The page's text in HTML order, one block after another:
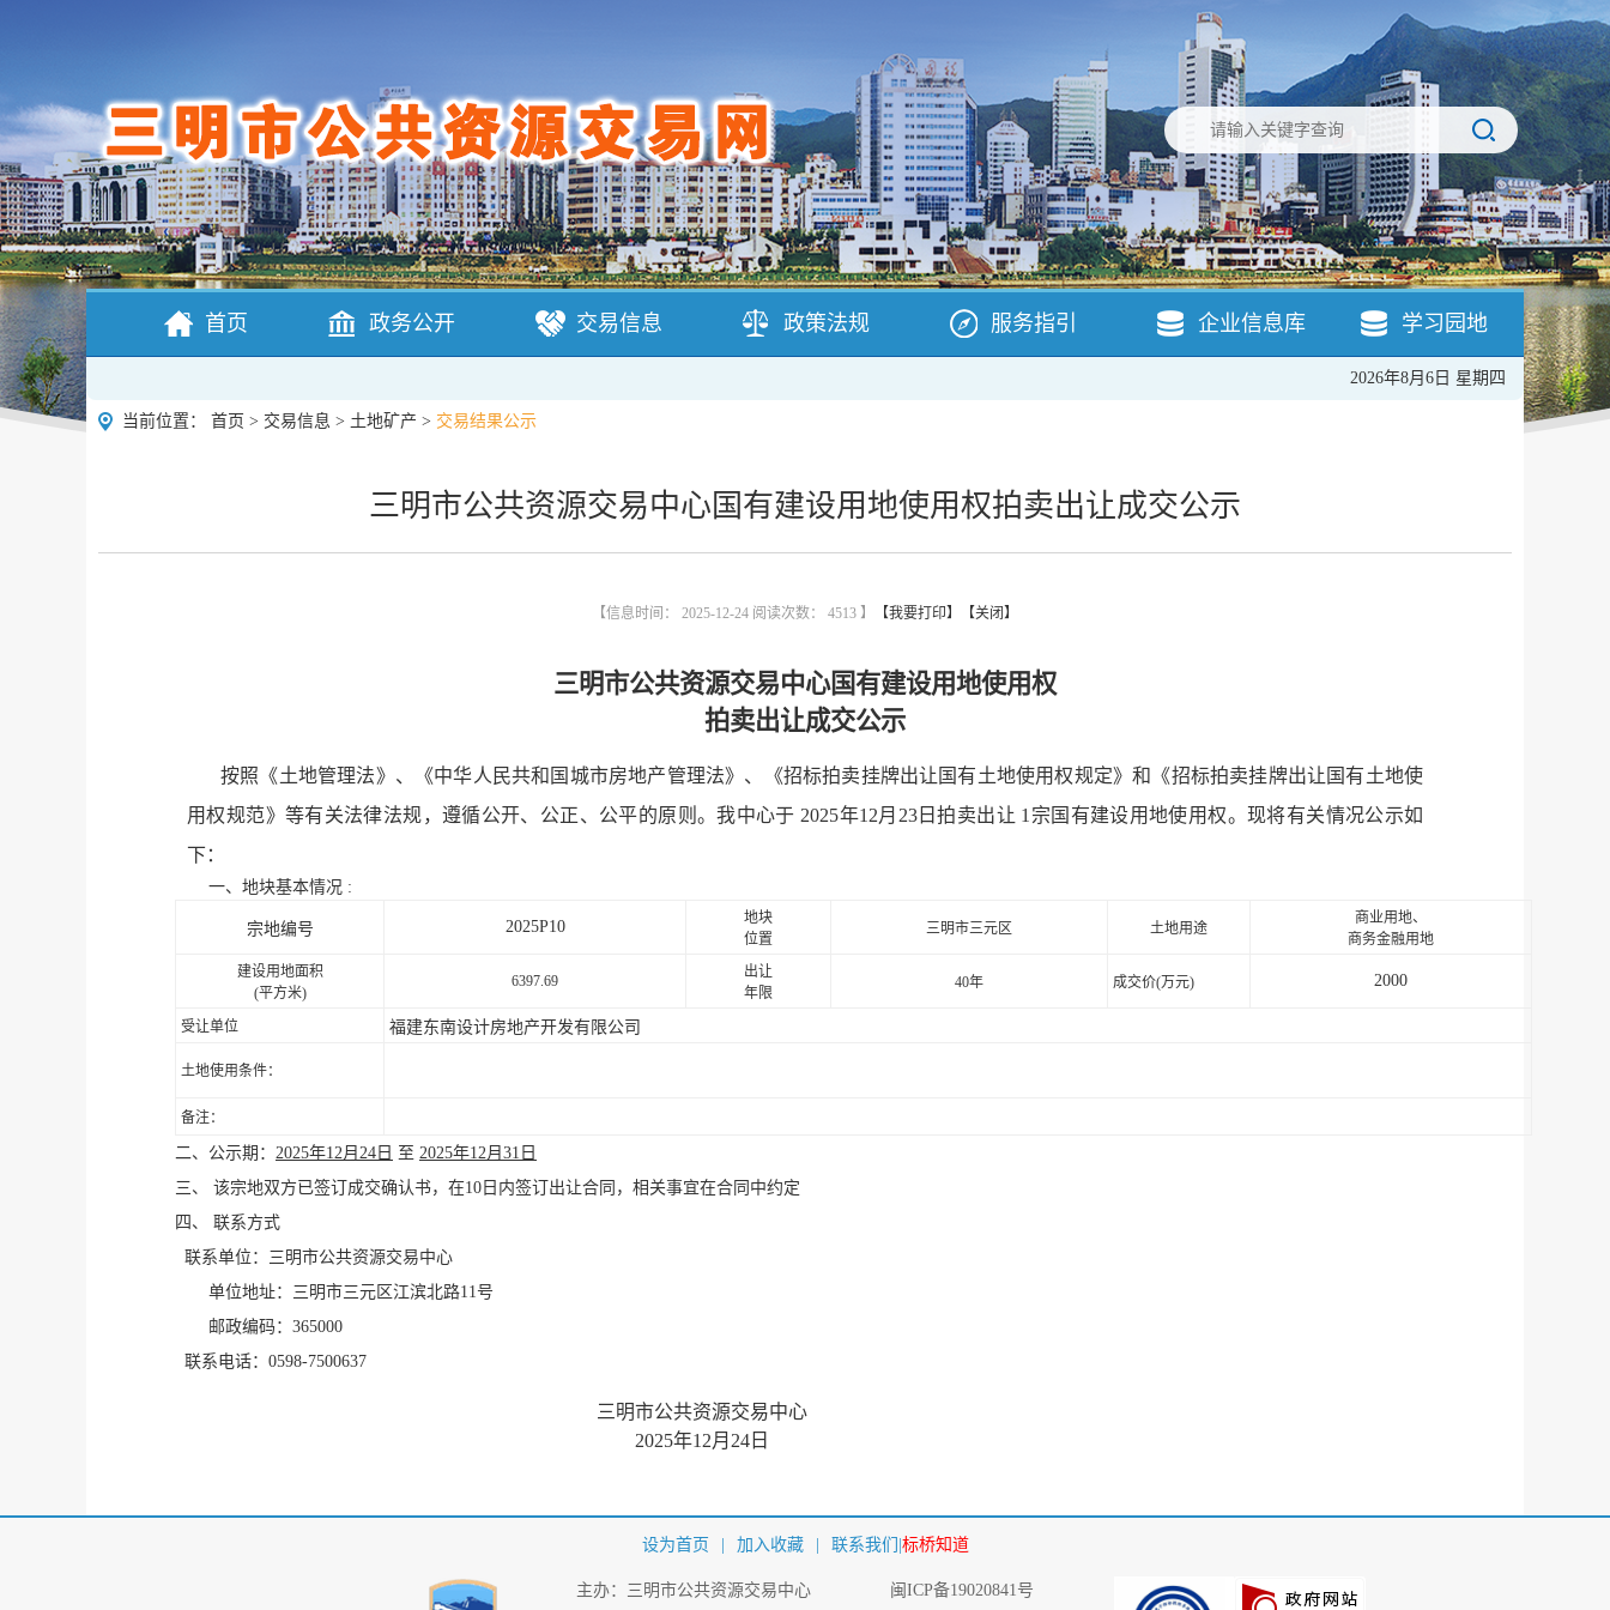
首页 政务公开 交易信息 政策法规 服务指引 企业信息库 学习园地
2026年8月6日 星期四
当前位置： 首页 > 交易信息 > 土地矿产 > 交易结果公示
三明市公共资源交易中心国有建设用地使用权拍卖出让成交公示
【信息时间： 2025-12-24 阅读次数： 4513 】 【我要打印】 【关闭】
三明市公共资源交易中心国有建设用地使用权
拍卖出让成交公示
按照《土地管理法》、《中华人民共和国 城市房地产管理法》、《招标拍卖挂牌出让国有土地使用权规定》和《招标拍卖挂牌出让国有土地使
用权规范》等有关法律法规，遵循公开、公正、公平的原则。我中心于 2025年12月 23日拍卖出让 1 宗国有建设用地使用权。现将有关情况公示如
下：
一、地块基本情况 :
宗地编号 2025P10
地块
位置
三明市三元区 土地用途
商业用地、
商务金融用地
建设用地面积
(平方米)
6397.69
出让
年限
40年 成交价(万元) 2000
受让单位 福建东南设计房地产开发有限公司
土地使用条件：
备注：
二、公示期： 2025年12月 24 日 至 2025年12月 31 日
三、 该宗地双方已签订成交确认书，在10 日内签订出让合同，相关事宜在合同中约定
四、 联系方式
联系单位：三明市公共资源交易中心
单位地址：三明市三元区江滨北路11号
邮政编码： 365000
联系电话： 0598-7500637
三明市公共资源交易中心
2025年12月 24 日
设为首页 加入收藏 联系我们 标桥知道
主办：三明市公共资源交易中心 闽ICP备19020841号